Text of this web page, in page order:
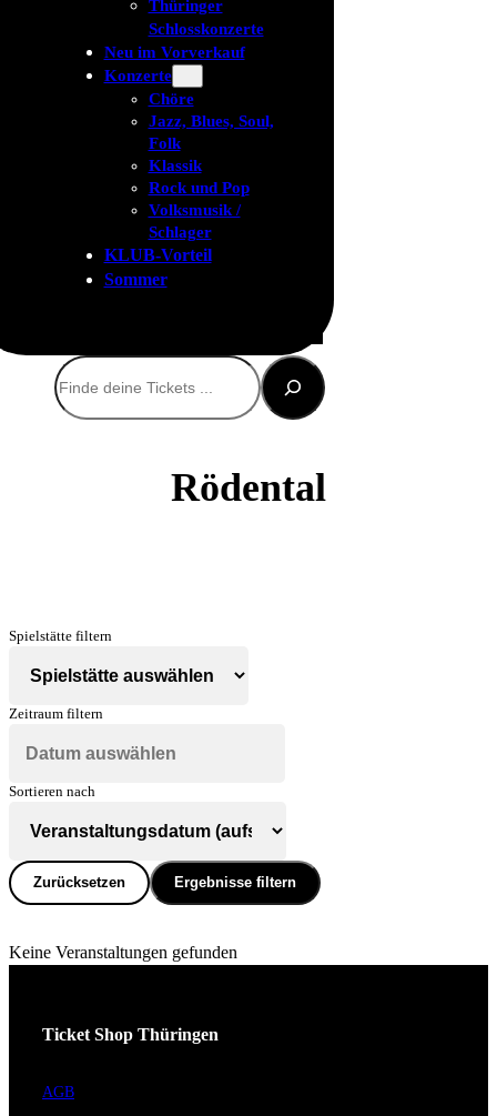
Thüringer
Schlosskonzerte
Neu im Vorverkauf
Konzerte
Chöre
Jazz, Blues, Soul,
Folk
Klassik
Rock und Pop
Volksmusik /
Schlager
KLUB-Vorteil
Sommer
Suchen
Rödental
Spielstätte filtern
Zeitraum filtern
Sortieren nach
Zurücksetzen Ergebnisse filtern
Keine Veranstaltungen gefunden
Ticket Shop Thüringen
AGB